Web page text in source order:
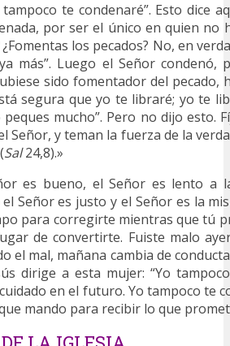
tampoco te condenaré”. Esto dice
por ser el único en quien no
los pecados? No, en
más”. Luego el Señor condenó,
sido fomentador del pecado,
segura que yo te libraré; yo te
mucho”. Pero no dijo esto.
Señor, y teman la fuerza de la
Sal24,8).»
es bueno, el Señor es lento a
Señor es justo y el Señor es la
para corregirte mientras que tú
de convertirte. Fuiste malo
el mal, mañana cambia de
dirige a esta mujer: “Yo
en el futuro. Yo tampoco te
mando para recibir lo que